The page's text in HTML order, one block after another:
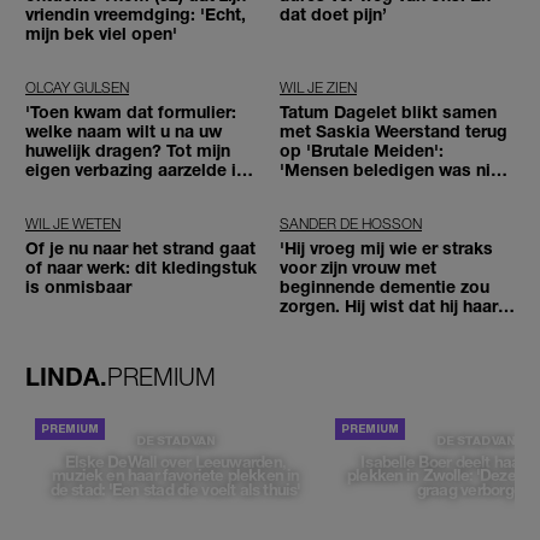
vriendin vreemdging: 'Echt,
mijn bek viel open'
dat doet pijn’
OLCAY GULSEN
'Toen kwam dat formulier:
welke naam wilt u na uw
huwelijk dragen? Tot mijn
eigen verbazing aarzelde ik
WIL JE ZIEN
Tatum Dagelet blikt samen
met Saskia Weerstand terug
op 'Brutale Meiden':
'Mensen beledigen was niet
WIL JE WETEN
Of je nu naar het strand gaat
of naar werk: dit kledingstuk
is onmisbaar
SANDER DE HOSSON
'Hij vroeg mij wie er straks
voor zijn vrouw met
beginnende dementie zou
zorgen. Hij wist dat hij haar
LINDA.PREMIUM
DE STAD VAN
Elske DeWall over Leeuwarden,
muziek en haar favoriete plekken in
de stad: 'Een stad die voelt als thuis'
DE STAD VAN
Isabelle Boer deelt haar
plekken in Zwolle: 'Deze
graag verborgen'